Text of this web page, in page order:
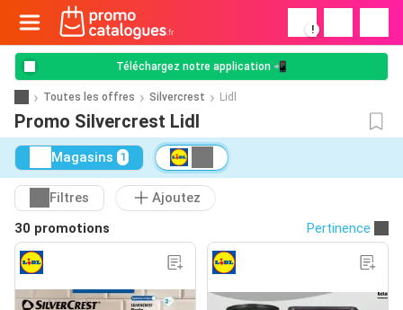
!
Téléchargez notre application 📲
Toutes les offres Silvercrest Lidl
Promo Silvercrest Lidl
Magasins 1
Filtres
Ajoutez
30 promotions
Pertinence